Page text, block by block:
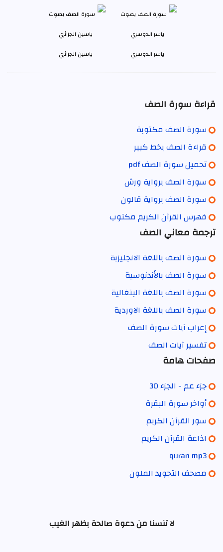
ياسر الدوسري ياسين الجزائري
قراءة سورة الصف
سورة الصف مكتوبة
قراءة الصف بخط كبير
تحميل سورة الصف pdf
سورة الصف برواية ورش
سورة الصف برواية قالون
فهرس القرآن الكريم مكتوب
ترجمة معاني الصف
سورة الصف باللغة الانجليزية
سورة الصف بالأندنوسية
سورة الصف باللغة البنغالية
سورة الصف باللغة الاوردية
إعراب آيات سورة الصف
تفسير آيات الصف
صفحات هامة
جزء عم - الجزء 30
أواخر سورة البقرة
سور القرآن الكريم
اذاعة القرآن الكريم
quran mp3
مصحف التجويد الملون
لا تنسنا من دعوة صالحة بظهر الغيب